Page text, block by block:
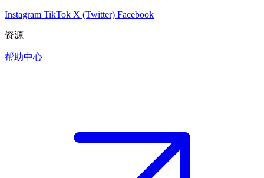
Instagram TikTok X (Twitter) Facebook
资源
帮助中心